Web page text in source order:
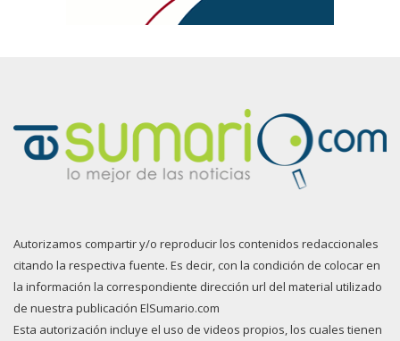
Autorizamos compartir y/o reproducir los contenidos redaccionales
citando la respectiva fuente. Es decir, con la condición de colocar en
la información la correspondiente dirección url del material utilizado
de nuestra publicación ElSumario.com
Esta autorización incluye el uso de videos propios, los cuales tienen